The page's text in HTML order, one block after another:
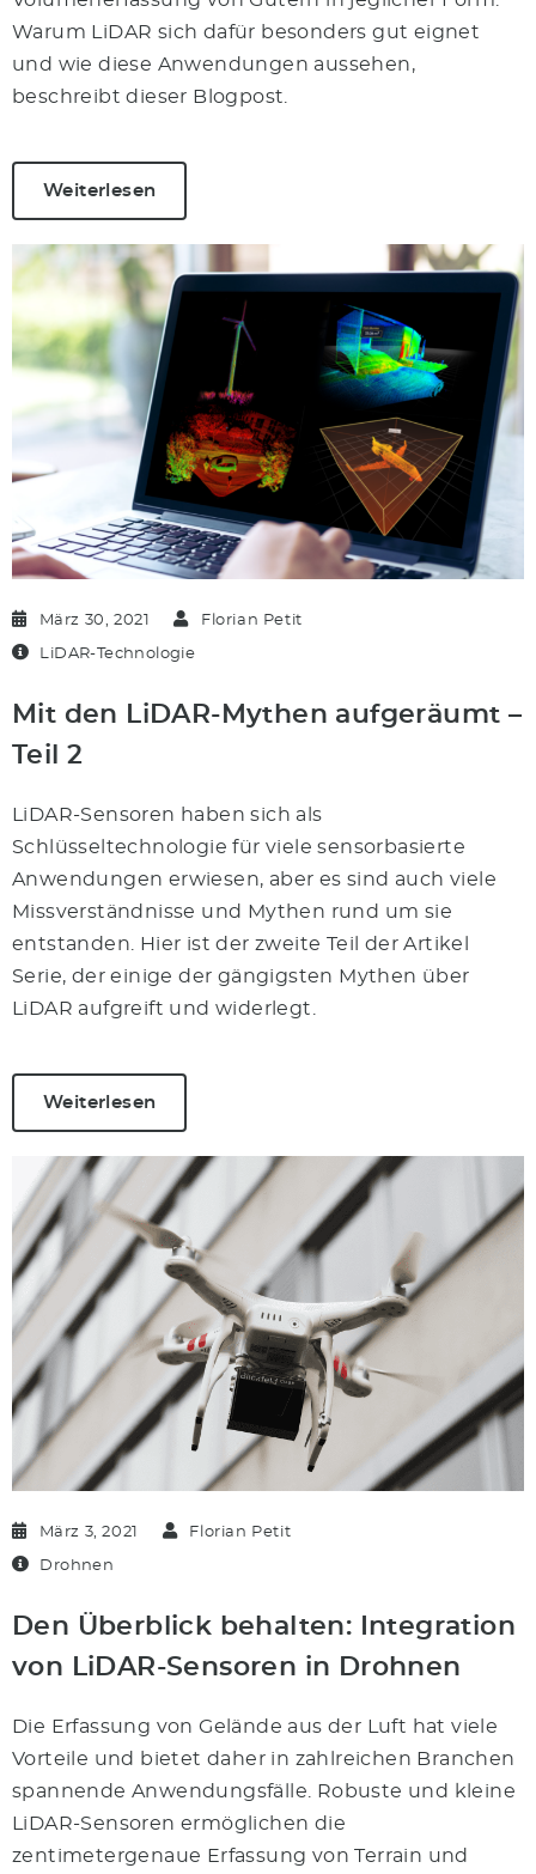
Warum LiDAR sich dafür besonders gut eignet
und wie diese Anwendungen aussehen,
beschreibt dieser Blogpost.
Weiterlesen
März 30, 2021 Florian Petit
LiDAR-Technologie
Mit den LiDAR-Mythen aufgeräumt –
Teil 2
LiDAR-Sensoren haben sich als
Schlüsseltechnologie für viele sensorbasierte
Anwendungen erwiesen, aber es sind auch viele
Missverständnisse und Mythen rund um sie
entstanden. Hier ist der zweite Teil der Artikel
Serie, der einige der gängigsten Mythen über
LiDAR aufgreift und widerlegt.
Weiterlesen
März 3, 2021 Florian Petit
Drohnen
Den Überblick behalten: Integration
von LiDAR-Sensoren in Drohnen
Die Erfassung von Gelände aus der Luft hat viele
Vorteile und bietet daher in zahlreichen Branchen
spannende Anwendungsfälle. Robuste und kleine
LiDAR-Sensoren ermöglichen die
zentimetergenaue Erfassung von Terrain und